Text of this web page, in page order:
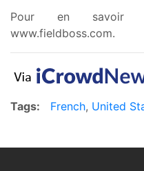
Pour en savoir
www.fieldboss.com.
Tags: French, United